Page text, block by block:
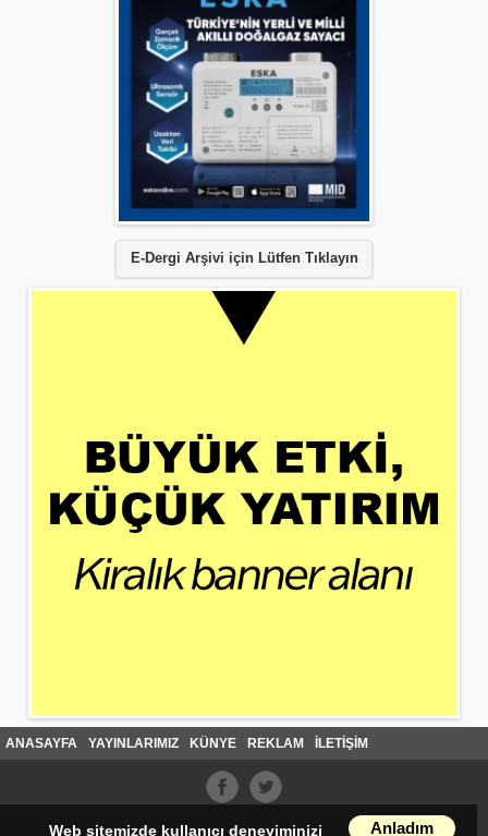
E-Dergi Arşivi için Lütfen Tıklayın
Anladım
Web sitemizde kullanıcı deneyiminizi
ANASAYFA YAYINLARIMIZ KÜNYE REKLAM İLETİŞİM